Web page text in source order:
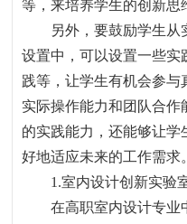
等，来培养学生的创新思
另外，要鼓励学生从
设置中，可以设置一些
践等，让学生有机会参与
实际操作能力和团队合作
的实践能力，还能够让学
好地适应未来的工作需求。
1.室内设计创新实验
在高职室内设计专业